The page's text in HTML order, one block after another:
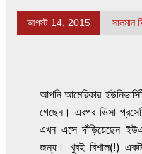
আগস্ট 14, 2015 সালমান
আপনি আমেরিকার
গেছেন। এরপর ভিসা
এখন এসে দাঁড়িয়েছেন
জন্য। খুবই বিশাল(!)